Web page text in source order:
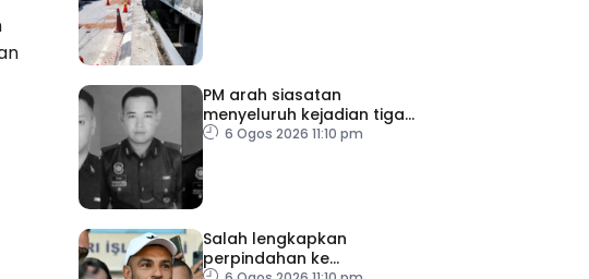
PM arah siasatan
menyeluruh kejadian tiga
anggota polis maut akibat
6 Ogos 2026 11:10 pm
Salah lengkapkan
perpindahan ke